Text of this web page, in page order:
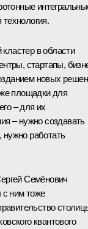
в области
стартапы,
новых
же площадки для
– для их
– нужно создавать
работать
Семёнович
с ним тоже
квантового